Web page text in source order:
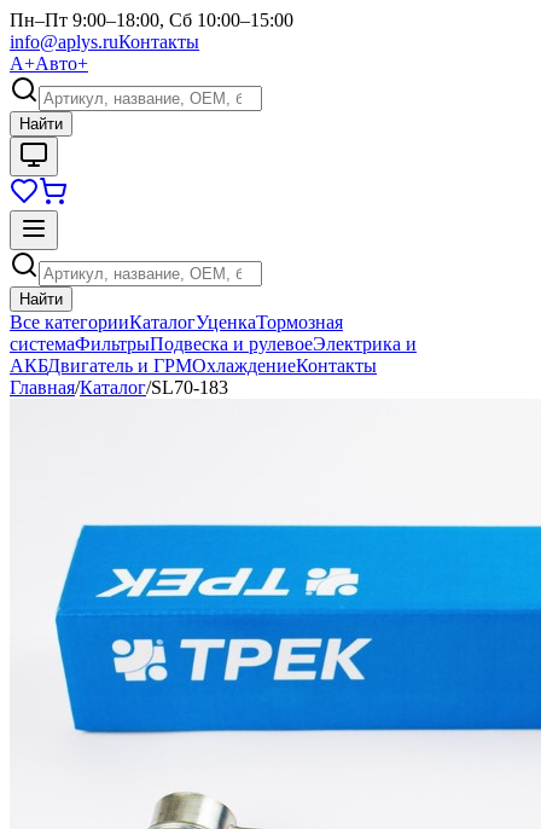
Пн–Пт 9:00–18:00, Сб 10:00–15:00
info@aplys.ruКонтакты
А+Авто+
Найти
Найти
Все категорииКаталогУценкаТормозная
системаФильтрыПодвеска и рулевоеЭлектрика и
АКБДвигатель и ГРМОхлаждениеКонтакты
Главная/Каталог/SL70-183